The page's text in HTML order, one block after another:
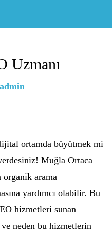
Uzmanı
admin
ortamda büyütmek mi
Muğla Ortaca
organik arama
yardımcı olabilir. Bu
hizmetleri sunan
neden bu hizmetlerin